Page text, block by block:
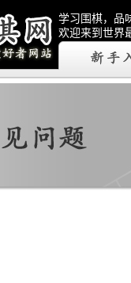
学习围棋，品
欢迎来到世界